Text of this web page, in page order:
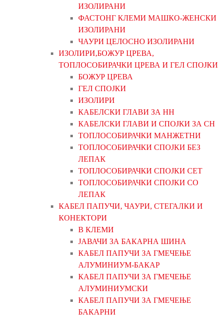
ИЗОЛИРАНИ
ФАСТОНГ КЛЕМИ МАШКO-ЖЕНСКИ
ИЗОЛИРАНИ
ЧАУРИ ЦЕЛОСНО ИЗОЛИРАНИ
ИЗОЛИРИ,БОЖУР ЦРЕВА,
ТОПЛОСОБИРАЧКИ ЦРЕВА И ГЕЛ СПОЈКИ
БОЖУР ЦРЕВА
ГЕЛ СПОЈКИ
ИЗОЛИРИ
КАБЕЛСКИ ГЛАВИ ЗА НН
КАБЕЛСКИ ГЛАВИ И СПОЈКИ ЗА СН
ТОПЛОСОБИРАЧКИ МАНЖЕТНИ
ТОПЛОСОБИРАЧКИ СПОЈКИ БЕЗ
ЛЕПАК
ТОПЛОСОБИРАЧКИ СПОЈКИ СЕТ
ТОПЛОСОБИРАЧКИ СПОЈКИ СО
ЛЕПАК
КАБЕЛ ПАПУЧИ, ЧАУРИ, СТЕГАЛКИ И
КОНЕКТОРИ
В КЛЕМИ
ЈАВАЧИ ЗА БАКАРНА ШИНА
КАБЕЛ ПАПУЧИ ЗА ГМЕЧЕЊЕ
АЛУМИНИУМ-БАКАР
КАБЕЛ ПАПУЧИ ЗА ГМЕЧЕЊЕ
АЛУМИНИУМСКИ
КАБЕЛ ПАПУЧИ ЗА ГМЕЧЕЊЕ
БАКАРНИ